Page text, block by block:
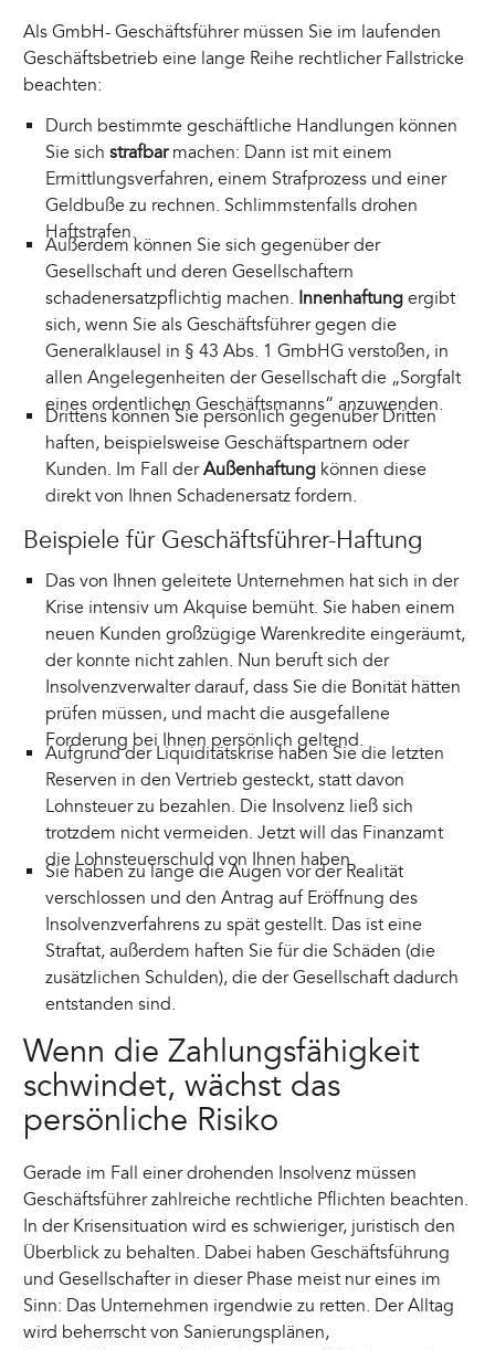
Als GmbH- Geschäftsführer müssen Sie im laufenden
Geschäftsbetrieb eine lange Reihe rechtlicher Fallstricke
beachten:
Durch bestimmte geschäftliche Handlungen können
Sie sich strafbarmachen: Dann ist mit einem
Ermittlungsverfahren, einem Strafprozess und einer
Geldbuße zu rechnen. Schlimmstenfalls drohen
Haftstrafen.
Außerdem können Sie sich gegenüber der
Gesellschaft und deren Gesellschaftern
schadenersatzpflichtig machen. Innenhaftungergibt
sich, wenn Sie als Geschäftsführer gegen die
Generalklausel in § 43 Abs. 1 GmbHG verstoßen, in
allen Angelegenheiten der Gesellschaft die „Sorgfalt
eines ordentlichen Geschäftsmanns“ anzuwenden.
Drittens können Sie persönlich gegenüber Dritten
haften, beispielsweise Geschäftspartnern oder
Kunden. Im Fall derAußenhaftungkönnen diese
direkt von Ihnen Schadenersatz fordern.
Beispiele für Geschäftsführer-Haftung
Das von Ihnen geleitete Unternehmen hat sich in der
Krise intensiv um Akquise bemüht. Sie haben einem
neuen Kunden großzügige Warenkredite eingeräumt,
der konnte nicht zahlen. Nun beruft sich der
Insolvenzverwalter darauf, dass Sie die Bonität hätten
prüfen müssen, und macht die ausgefallene
Forderung bei Ihnen persönlich geltend.
Aufgrund der Liquiditätskrise haben Sie die letzten
Reserven in den Vertrieb gesteckt, statt davon
Lohnsteuer zu bezahlen. Die Insolvenz ließ sich
trotzdem nicht vermeiden. Jetzt will das Finanzamt
die Lohnsteuerschuld von Ihnen haben.
Sie haben zu lange die Augen vor der Realität
verschlossen und den Antrag auf Eröffnung des
Insolvenzverfahrens zu spät gestellt. Das ist eine
Straftat, außerdem haften Sie für die Schäden (die
zusätzlichen Schulden), die der Gesellschaft dadurch
entstanden sind.
Wenn die Zahlungsfähigkeit
schwindet, wächst das
persönliche Risiko
Gerade im Fall einer drohenden Insolvenz müssen
Geschäftsführer zahlreiche rechtliche Pflichten beachten.
In der Krisensituation wird es schwieriger, juristisch den
Überblick zu behalten. Dabei haben Geschäftsführung
und Gesellschafter in dieser Phase meist nur eines im
Sinn: Das Unternehmen irgendwie zu retten. Der Alltag
wird beherrscht von Sanierungsplänen,